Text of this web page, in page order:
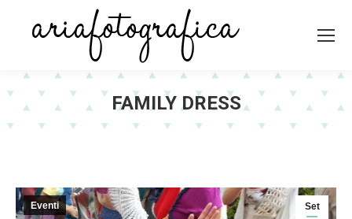
FAMILY DRESS
Set
Eventi